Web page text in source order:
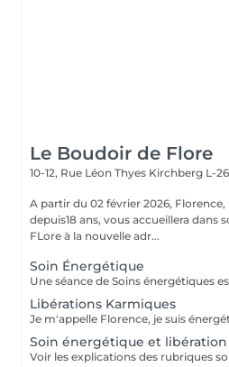
Le Boudoir de Flore
10-12, Rue Léon Thyes Kirchberg L-
A partir du 02 février 2026, Florence, riche de son expérience
depuis18 ans, vous accueillera dans
FLore à la nouvelle adr...
Soin Énergétique
Libérations Karmiques
Soin énergétique et